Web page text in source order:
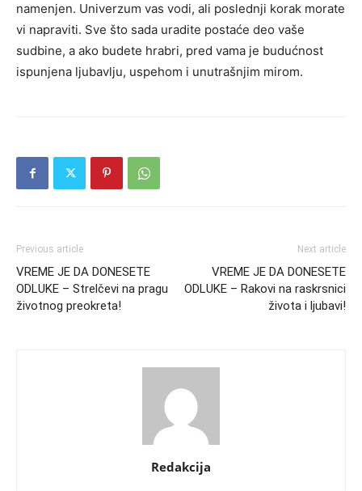
namenjen. Univerzum vas vodi, ali poslednji korak morate
vi napraviti. Sve što sada uradite postaće deo vaše
sudbine, a ako budete hrabri, pred vama je budućnost
ispunjena ljubavlju, uspehom i unutrašnjim mirom.
Previous article
VREME JE DA DONESETE
ODLUKE – Strelčevi na pragu
životnog preokreta!
Next article
VREME JE DA DONESETE
ODLUKE – Rakovi na raskrsnici
života i ljubavi!
Redakcija